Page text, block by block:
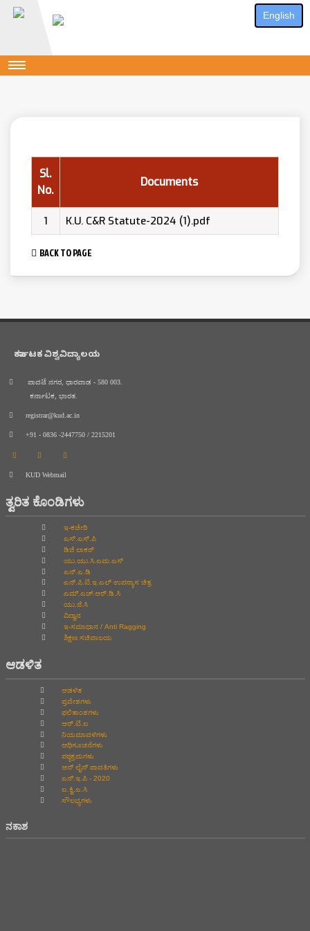
English
Sl.
No.
Documents
1 K.U. C&R Statute-2024 (1).pdf
BACK TO PAGE
ಕರ್ನಾಟಕ ವಿಶ್ವವಿದ್ಯಾಲಯ
ಪಾವಟೆ ನಗರ, ಧಾರವಾಡ - 580 003.
ಕರ್ನಾಟಕ, ಭಾರತ.
registrar@kud.ac.in
+91 - 0836 -2447750 / 2215201
KUD Webmail
ತ್ವರಿತ ಕೊಂಡಿಗಳು
ಇ-ಕಚೇರಿ
ಎಸ್.ಎಸ್.ಪಿ
ಡಿಜಿ ಲಾಕರ್
ಯು.ಯು.ಸಿ.ಎಮ.ಎಸ್
ಎನ್.ಎ.ಡಿ
ಎನ್.ಪಿ.ಟಿ.ಇ.ಎಲ್‌ ಉಪನ್ಯಾಸ ಚಿತ್ರ
ಎಮ್.ಎಚ್.ಆರ್.ಡಿ.ಸಿ
ಯು.ಜಿ.ಸಿ
ವಿದ್ವಾನ
ಇ-ಸಮಾಧಾನ / Anti Ragging
ಶಿಕ್ಷಣ ಸಚಿವಾಲಯ
ಆಡಳಿತ
ಆಡಳಿತ
ಪ್ರವೇಶಗಳು
ಫಲಿತಾಂಶಗಳು
ಆರ್.ಟಿ.ಐ
ನಿಯಮಾವಳಿಗಳು
ಅಧಿಸೂಚನೆಗಳು
ಪಠ್ಯಕ್ರಮಗಳು
ಆನ್‌ ಲೈನ್‌ ಪಾವತಿಗಳು
ಎನ್.ಇ.ಪಿ - 2020
ಐ.ಕ್ವಿ.ಎ.ಸಿ
ಸೌಲಭ್ಯಗಳು
ನಕಾಶ